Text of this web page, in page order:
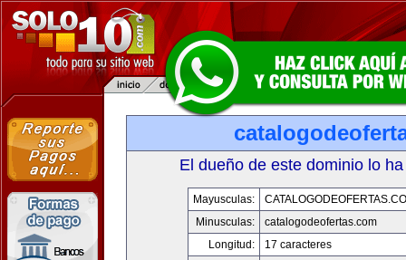
El dueño de este dominio lo
Mayusculas:
Minusculas:
catalogodeofertas.com
Longitud:
17 caracteres